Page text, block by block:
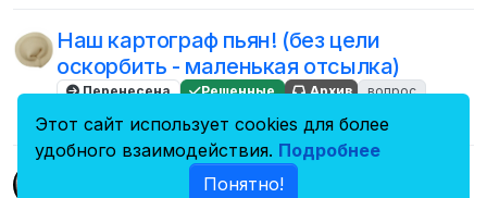
Наш картограф пьян! (без цели
оскорбить - маленькая отсылка)
Перенесена Решенные Архив
вопрос
Тема: Вопрос по RP-ивенту (переворот/
Этот сайт использует cookies для более
удобного взаимодействия. Подробнее
Понятно!